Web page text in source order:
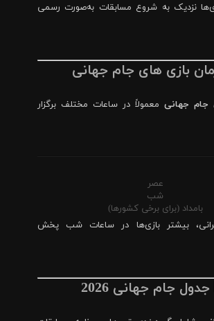
نزدیک به شروع مسابقات به‌صورت رسمی
بازی های جام جهانی
جام جهانیمعمولاً در ساعات مختلف برگزار
عصر
شب
بامداد (برای برخی کشورها)
ایرانی، بیشتر بازی‌ها در ساعات شب پخش
جدول جام جهانی 2026